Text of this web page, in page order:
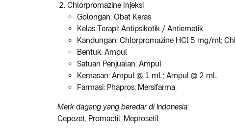
Chlorpromazine Injeksi
Golongan: Obat Keras
Kelas Terapi: Antipsikotik / Antiemetik
Kandungan: Chlorpromazine HCl 5 mg/ml;
Bentuk: Ampul
Satuan Penjualan: Ampul
Kemasan: Ampul @ 1 mL; Ampul @ 2 mL
Farmasi: Phapros; Mersifarma.
Merk dagang yang beredar di Indonesia:
Cepezet, Promactil, Meprosetil.